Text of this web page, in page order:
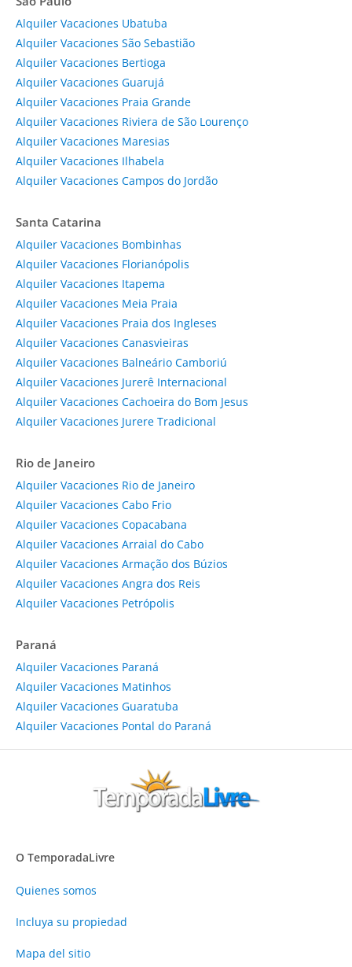
Alquiler Vacaciones Ubatuba
Alquiler Vacaciones São Sebastião
Alquiler Vacaciones Bertioga
Alquiler Vacaciones Guarujá
Alquiler Vacaciones Praia Grande
Alquiler Vacaciones Riviera de São Lourenço
Alquiler Vacaciones Maresias
Alquiler Vacaciones Ilhabela
Alquiler Vacaciones Campos do Jordão
Santa Catarina
Alquiler Vacaciones Bombinhas
Alquiler Vacaciones Florianópolis
Alquiler Vacaciones Itapema
Alquiler Vacaciones Meia Praia
Alquiler Vacaciones Praia dos Ingleses
Alquiler Vacaciones Canasvieiras
Alquiler Vacaciones Balneário Camboriú
Alquiler Vacaciones Jurerê Internacional
Alquiler Vacaciones Cachoeira do Bom Jesus
Alquiler Vacaciones Jurere Tradicional
Rio de Janeiro
Alquiler Vacaciones Rio de Janeiro
Alquiler Vacaciones Cabo Frio
Alquiler Vacaciones Copacabana
Alquiler Vacaciones Arraial do Cabo
Alquiler Vacaciones Armação dos Búzios
Alquiler Vacaciones Angra dos Reis
Alquiler Vacaciones Petrópolis
Paraná
Alquiler Vacaciones Paraná
Alquiler Vacaciones Matinhos
Alquiler Vacaciones Guaratuba
Alquiler Vacaciones Pontal do Paraná
O TemporadaLivre
Quienes somos
Incluya su propiedad
Mapa del sitio